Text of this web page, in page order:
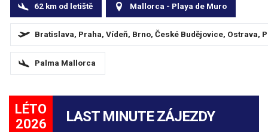
62 km od letiště Mallorca - Playa de Muro
Bratislava, Praha, Vídeň, Brno, České Budějovice, Ostrava,
Palma Mallorca
LÉTO
2026
LAST MINUTE ZÁJEZDY